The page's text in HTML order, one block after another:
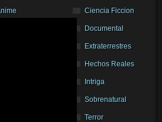
Ciencia Ficcion
Documental
Extraterrestres
Hechos Reales
Intriga
Sobrenatural
Terror